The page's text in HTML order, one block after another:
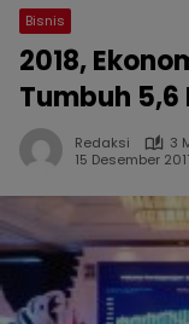
Bisnis
2018,
Tumbuh 5,6
Redaksi
3
15 Desember